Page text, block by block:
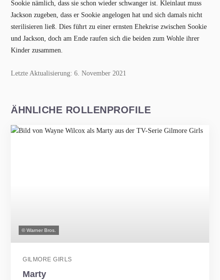
Sookie nämlich, dass sie schon wieder schwanger ist. Kleinlaut muss
Jackson zugeben, dass er Sookie angelogen hat und sich damals nicht
sterilisieren ließ. Dies führt zu einer ernsten Ehekrise zwischen Sookie
und Jackson, doch am Ende raufen sich die beiden zum Wohle ihrer
Kinder zusammen.
Letzte Aktualisierung: 6. November 2021
ÄHNLICHE ROLLENPROFILE
© Warner Bros.
GILMORE GIRLS
Marty